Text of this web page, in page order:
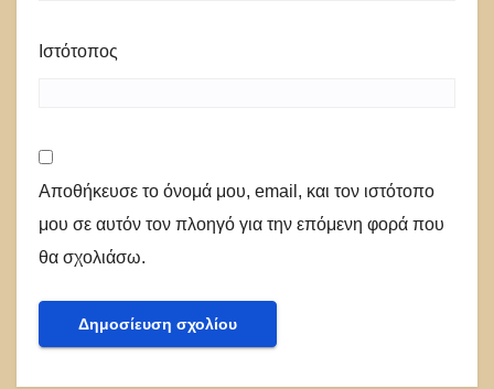
Ιστότοπος
Αποθήκευσε το όνομά μου, email, και τον ιστότοπο
μου σε αυτόν τον πλοηγό για την επόμενη φορά που
θα σχολιάσω.